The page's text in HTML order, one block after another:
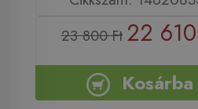
23 800 Ft 22
Kosárba